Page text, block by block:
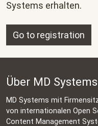
Systems erhalten.
Go to registration
Über MD Systems
MD Systems mit
von internationalen Open
Content Management